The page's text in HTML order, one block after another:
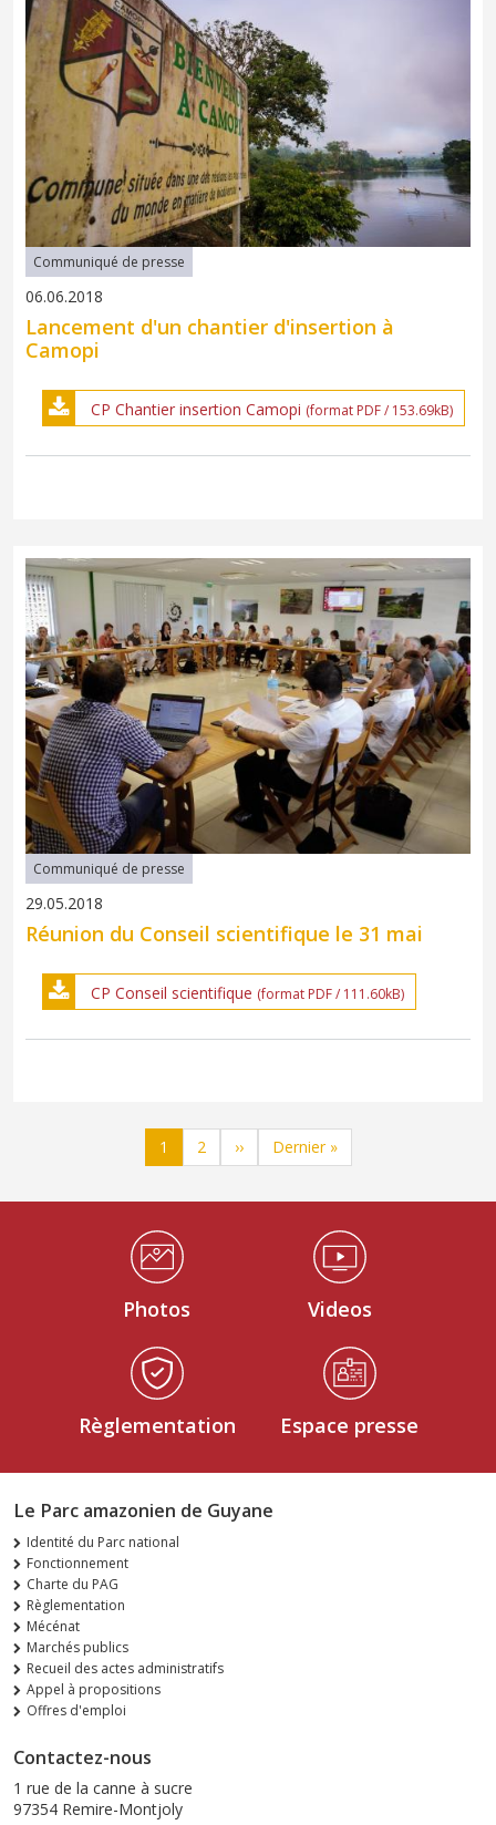
Communiqué de presse
06.06.2018
Lancement d'un chantier d'insertion à
Camopi
CP Chantier insertion Camopi (format PDF / 153.69kB)
Communiqué de presse
29.05.2018
Réunion du Conseil scientifique le 31 mai
CP Conseil scientifique (format PDF / 111.60kB)
Page
1 Page
2 Page suivante
›› Dernière page
Dernier »
Médiathèque Footer
Photos Videos
Règlementation Espace presse
Le Parc amazonien de Guyane
Identité du Parc national
Fonctionnement
Charte du PAG
Règlementation
Mécénat
Marchés publics
Recueil des actes administratifs
Appel à propositions
Offres d'emploi
Contactez-nous
1 rue de la canne à sucre
97354 Remire-Montjoly